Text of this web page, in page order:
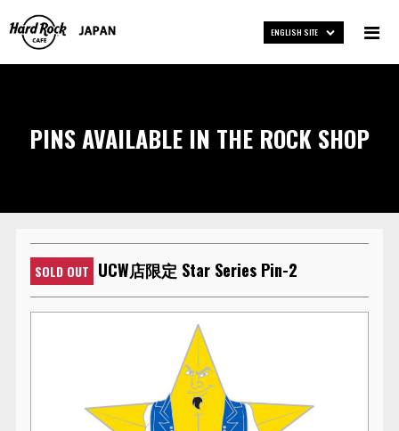
ENGLISH SITE
PINS AVAILABLE IN THE ROCK SHOP
SOLD OUT UCW店限定 Star Series Pin-2